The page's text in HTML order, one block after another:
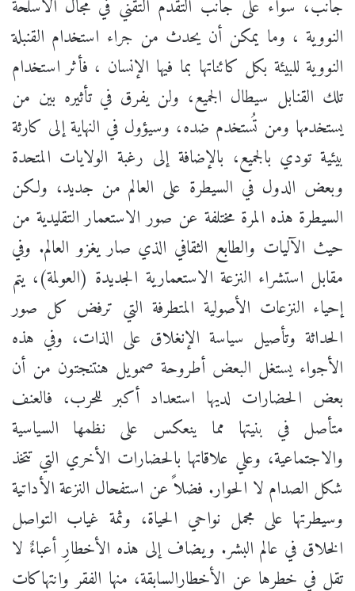
جانب، سواء على جانب التقدم التقني في مجال الأسلحة
النووية ، وما يمكن أن يحدث من جراء استخدام القنبلة
النووية للبيئة بكل كائناتها بما فيها الإنسان ، فأثر استخدام
تلك القنابل سيطال الجميع، ولن يفرق في تأثيره بين من
يستخدمها ومن تُستخدم ضده، وسيؤول في النهاية إلى كارثة
بيئية تودي بالجميع، بالإضافة إلى رغبة الولايات المتحدة
وبعض الدول في السيطرة على العالم من جديد، ولكن
السيطرة هذه المرة مختلفة عن صور الاستعمار التقليدية من
حيث الآليات والطابع الثقافي الذي صار يغزو العالم. وفي
مقابل استشراء النزعة الاستعمارية الجديدة (العولمة)، يتم
إحياء النزعات الأصولية المتطرفة التي ترفض كل صور
الحداثة وتأصيل سياسة الإنغلاق على الذات، وفي هذه
الأجواء يستغل البعض أطروحة صمويل هنتنجتون من أن
بعض الحضارات لديها استعداد أكبر للحرب، فالعنف
متأصل في بنيتها مما ينعكس على نظمها السياسية
والاجتماعية، وعلي علاقاتها بالحضارات الأخري التي تتخذ
شكل الصدام لا الحوار. فضلاً عن استفحال النزعة الأداتية
وسيطرتها على مجمل نواحي الحياة، وثمة غياب التواصل
الخلاق في عالم البشر. ويضاف إلى هذه الأخطارِ أعباءٌ لا
تقل في خطرها عن الأخطارالسابقة، منها الفقر وانتهاكات